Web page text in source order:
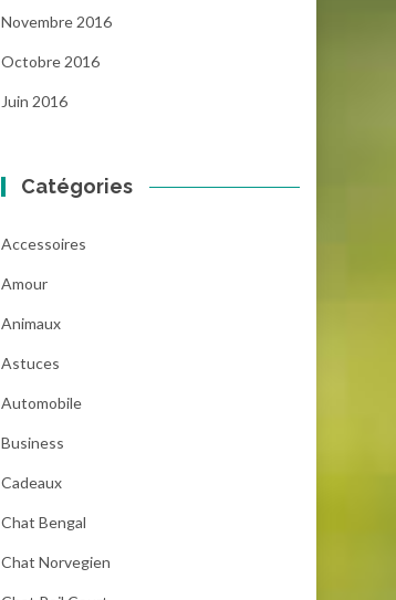
Novembre 2016
Octobre 2016
Juin 2016
Catégories
Accessoires
Amour
Animaux
Astuces
Automobile
Business
Cadeaux
Chat Bengal
Chat Norvegien